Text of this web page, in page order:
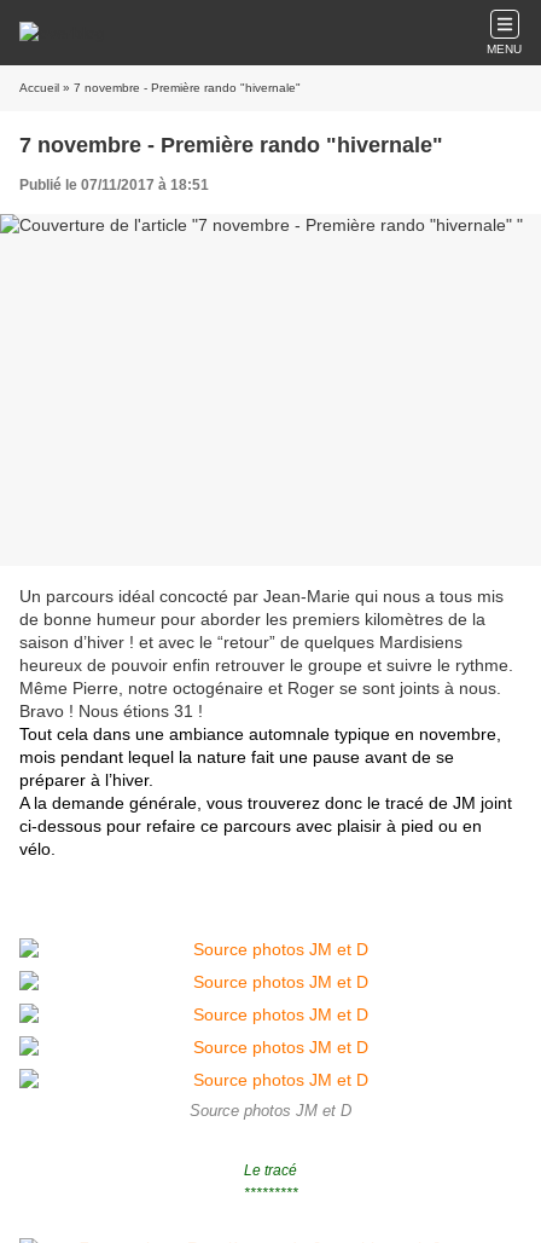
MENU
Accueil » 7 novembre - Première rando "hivernale"
7 novembre - Première rando "hivernale"
Publié le 07/11/2017 à 18:51
Un parcours idéal concocté par Jean-Marie qui nous a tous mis
de bonne humeur pour aborder les premiers kilomètres de la
saison d’hiver ! et avec le “retour” de quelques Mardisiens
heureux de pouvoir enfin retrouver le groupe et suivre le rythme.
Même Pierre, notre octogénaire et Roger se sont joints à nous.
Bravo ! Nous étions 31 !
Tout cela dans une ambiance automnale typique en novembre,
mois pendant lequel la nature fait une pause avant de se
préparer à l’hiver.
A la demande générale, vous trouverez donc le tracé de JM joint
ci-dessous pour refaire ce parcours avec plaisir à pied ou en
vélo.
Source photos JM et D
Le tracé
*********